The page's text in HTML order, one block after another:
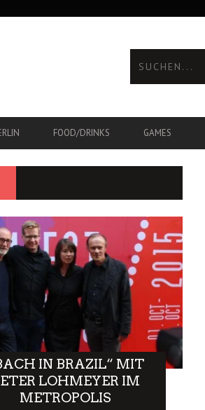
FOOD/DRINKS GAMES
IN BRAZIL“ MIT
LOHMEYER IM
METROPOLIS